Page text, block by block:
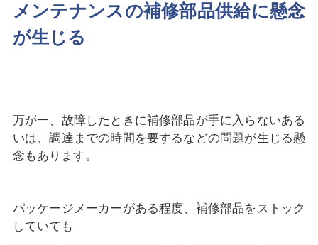
メンテナンスの補修部品供給に懸念
が生じる
万が一、故障したときに補修部品が手に入らないある
いは、調達までの時間を要するなどの問題が生じる懸
念もあります。
パッケージメーカーがある程度、補修部品をストック
していても